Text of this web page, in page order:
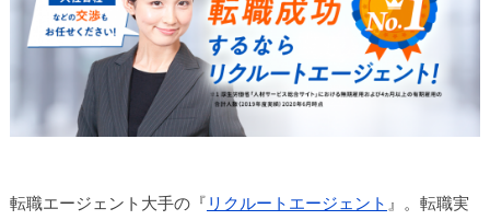
転職エージェント大手の『 リクルートエージェント 』。転職実